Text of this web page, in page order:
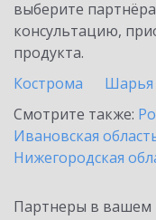
выберите
консультацию,
продукта.
Кострома
Шарья
Смотрите также:
Ивановская
Нижегородская
Партнеры в вашем